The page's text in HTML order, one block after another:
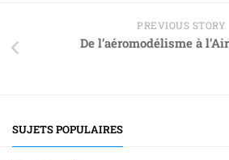
PREVIOUS STORY
De l’aéromodélisme à
SUJETS POPULAIRES